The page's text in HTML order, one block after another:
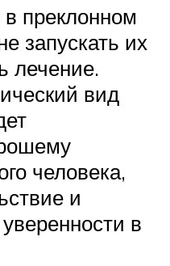
преклонном
запускать их
лечение.
вид
человека,
и
в